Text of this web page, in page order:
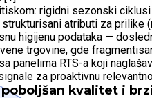
rigidni sezonski
strukturisani atributi za prilike
higijenu podataka —
trgovine, gde
panelima RTS-a koji
za proaktivnu
kvalitet i